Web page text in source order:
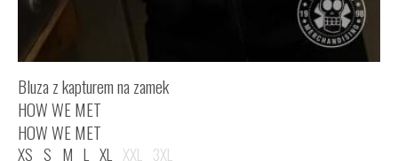
Bluza z kapturem na zamek
HOW WE MET
HOW WE MET
XS S M L XL XXL 3XL